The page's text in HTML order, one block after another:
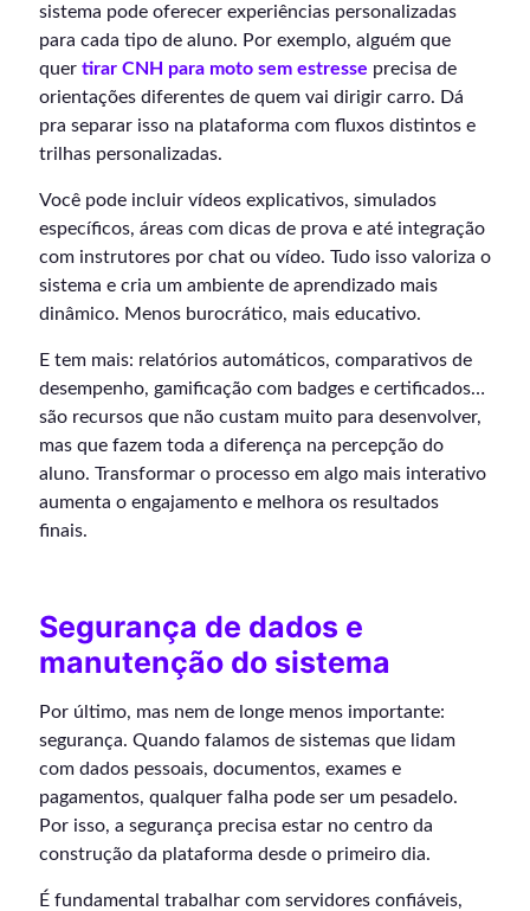
sistema pode oferecer experiências personalizadas
para cada tipo de aluno. Por exemplo, alguém que
quer tirar CNH para moto sem estresse precisa de
orientações diferentes de quem vai dirigir carro. Dá
pra separar isso na plataforma com fluxos distintos e
trilhas personalizadas.
Você pode incluir vídeos explicativos, simulados
específicos, áreas com dicas de prova e até integração
com instrutores por chat ou vídeo. Tudo isso valoriza o
sistema e cria um ambiente de aprendizado mais
dinâmico. Menos burocrático, mais educativo.
E tem mais: relatórios automáticos, comparativos de
desempenho, gamificação com badges e certificados…
são recursos que não custam muito para desenvolver,
mas que fazem toda a diferença na percepção do
aluno. Transformar o processo em algo mais interativo
aumenta o engajamento e melhora os resultados
finais.
Segurança de dados e
manutenção do sistema
Por último, mas nem de longe menos importante:
segurança. Quando falamos de sistemas que lidam
com dados pessoais, documentos, exames e
pagamentos, qualquer falha pode ser um pesadelo.
Por isso, a segurança precisa estar no centro da
construção da plataforma desde o primeiro dia.
É fundamental trabalhar com servidores confiáveis,